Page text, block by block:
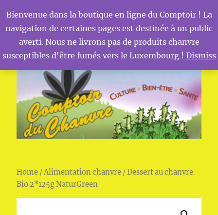
Comptoir du Chanvre
MENU
Home /Alimentation chanvre / Dessert au chanvre
Bio 2*125g NaturGreen
Bienvenue dans la boutique en ligne du Comptoir ! La
navigation de certaines pages est destinée à un public
averti. Nous ne livrons pas de produits chanvre
susceptibles d'être fumés vers le Luxembourg ! Dismiss